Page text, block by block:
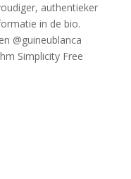
Simplicity Free